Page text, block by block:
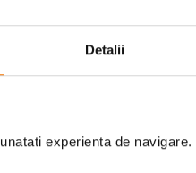
Detalii
experienta de